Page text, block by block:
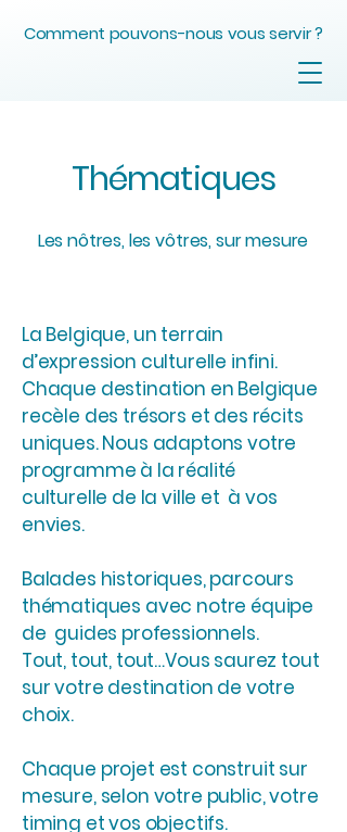
Comment pouvons-nous vous servir ?
Thématiques
Les nôtres, les vôtres, sur mesure
La Belgique, un terrain
d’expression culturelle infini.
Chaque destination en Belgique
recèle des trésors et des récits
uniques. Nous adaptons votre
programme à la réalité
culturelle de la ville et à vos
envies.
Balades historiques, parcours
thématiques avec notre équipe
de guides professionnels.
Tout, tout, tout…Vous saurez tout
sur votre destination de votre
choix.
Chaque projet est construit sur
mesure, selon votre public, votre
timing et vos objectifs.